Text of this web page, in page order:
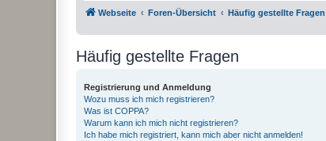
Webseite Foren-Übersicht Häufig gestellte Fragen
Häufig gestellte Fragen
Registrierung und Anmeldung
Wozu muss ich mich registrieren?
Was ist COPPA?
Warum kann ich mich nicht registrieren?
Ich habe mich registriert, kann mich aber nicht anmelden!